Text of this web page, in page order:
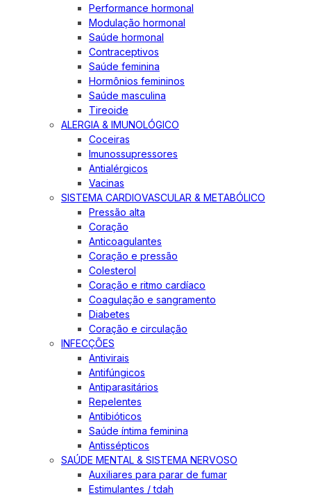
Performance hormonal
Modulação hormonal
Saúde hormonal
Contraceptivos
Saúde feminina
Hormônios femininos
Saúde masculina
Tireoide
ALERGIA & IMUNOLÓGICO
Coceiras
Imunossupressores
Antialérgicos
Vacinas
SISTEMA CARDIOVASCULAR & METABÓLICO
Pressão alta
Coração
Anticoagulantes
Coração e pressão
Colesterol
Coração e ritmo cardíaco
Coagulação e sangramento
Diabetes
Coração e circulação
INFECÇÕES
Antivirais
Antifúngicos
Antiparasitários
Repelentes
Antibióticos
Saúde íntima feminina
Antissépticos
SAÚDE MENTAL & SISTEMA NERVOSO
Auxiliares para parar de fumar
Estimulantes / tdah